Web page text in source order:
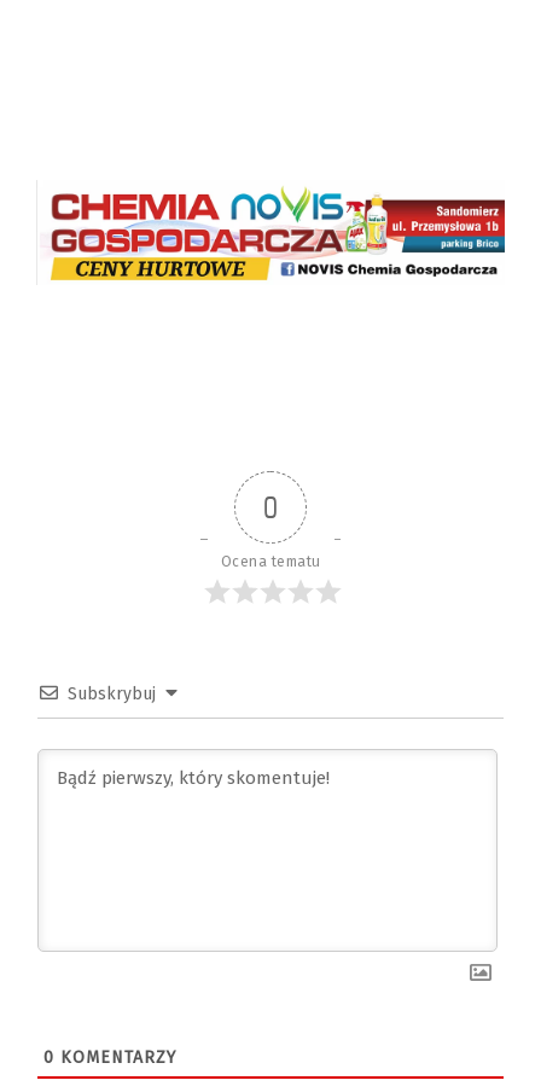
0
Ocena tematu
Subskrybuj
0 KOMENTARZY